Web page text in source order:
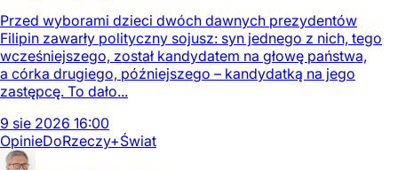
Przed wyborami dzieci dwóch dawnych prezydentów
Filipin zawarły polityczny sojusz: syn jednego z nich, tego
wcześniejszego, został kandydatem na głowę państwa,
a córka drugiego, późniejszego – kandydatką na jego
zastępcę. To dało...
9 sie 2026 16:00
OpinieDoRzeczy+Świat